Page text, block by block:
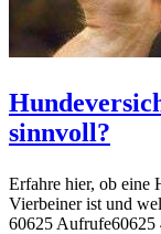
sinnvoll?
Erfahre hier, ob eine
Vierbeiner ist und
60625 Aufrufe60625